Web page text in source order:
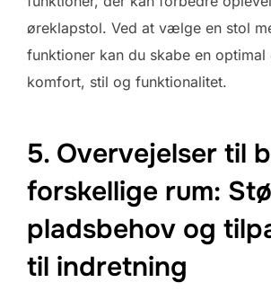
øreklapstol. Ved at vælge en stol
funktioner kan du skabe en optimal
komfort, stil og funktionalitet.
5. Overvejelser til
forskellige rum:
pladsbehov og
til indretning